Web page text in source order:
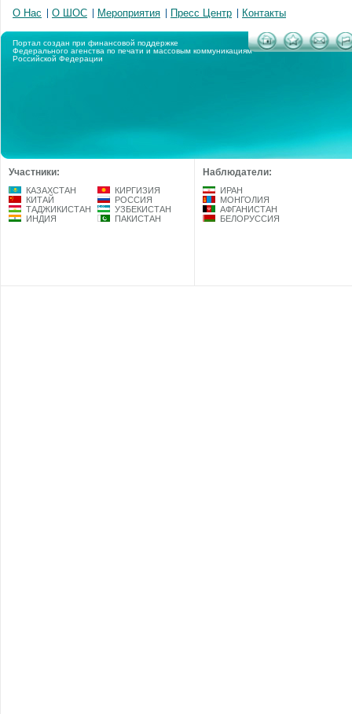
О Нас О ШОС Мероприятия Пресс Центр Контакты
Портал создан при финансовой поддержке
Федерального агенства по печати и массовым коммуникациям
Российской Федерации
Участники: Наблюдатели:
КАЗАХСТАН
КИТАЙ
ТАДЖИКИСТАН
ИНДИЯ
КИРГИЗИЯ
РОССИЯ
УЗБЕКИСТАН
ПАКИСТАН
ИРАН
МОНГОЛИЯ
АФГАНИСТАН
БЕЛОРУССИЯ